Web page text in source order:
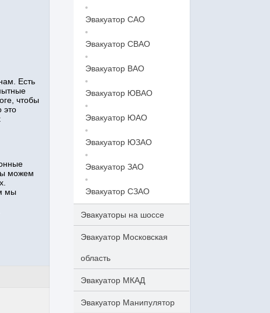
Есть
чтобы
это
можем
мы
Эвакуатор САО
Эвакуатор СВАО
Эвакуатор ВАО
Эвакуатор ЮВАО
Эвакуатор ЮАО
Эвакуатор ЮЗАО
Эвакуатор ЗАО
Эвакуатор СЗАО
Эвакуаторы на шоссе
Эвакуатор Московская
область
Эвакуатор МКАД
Эвакуатор Манипулятор